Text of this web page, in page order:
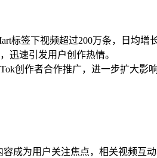
签下视频超过200万条，日均增长
迅速引发用户创作热情。
创作者合作推广，进一步扩大影响
成为用户关注焦点，相关视频互动